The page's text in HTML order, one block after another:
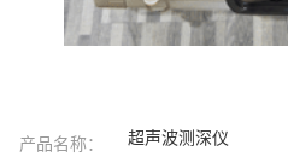
产品名称： 超声波测深仪